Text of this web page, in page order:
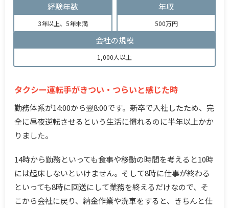
経験年数
3年以上、5年未満
年収
500万円
会社の規模
1,000人以上
タクシー運転手がきつい・つらいと感じた時
勤務体系が14:00から翌8:00です。新卒で入社したため、完
全に昼夜逆転させるという生活に慣れるのに半年以上かか
りました。
14時から勤務といっても食事や移動の時間を考えると10時
には起床しないといけません。そして8時に仕事が終わる
といっても8時に回送にして業務を終えるだけなので、そ
こから会社に戻り、納金作業や洗車をすると、きちんと仕